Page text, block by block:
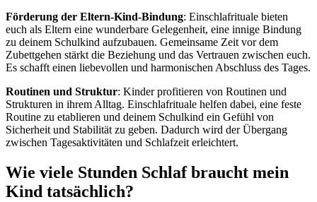
Förderung der Eltern-Kind-Bindung: Einschlafrituale bieten
euch als Eltern eine wunderbare Gelegenheit, eine innige Bindung
zu deinem Schulkind aufzubauen. Gemeinsame Zeit vor dem
Zubettgehen stärkt die Beziehung und das Vertrauen zwischen euch.
Es schafft einen liebevollen und harmonischen Abschluss des Tages.
Routinen und Struktur: Kinder profitieren von Routinen und
Strukturen in ihrem Alltag. Einschlafrituale helfen dabei, eine feste
Routine zu etablieren und deinem Schulkind ein Gefühl von
Sicherheit und Stabilität zu geben. Dadurch wird der Übergang
zwischen Tagesaktivitäten und Schlafzeit erleichtert.
Wie viele Stunden Schlaf braucht mein
Kind tatsächlich?